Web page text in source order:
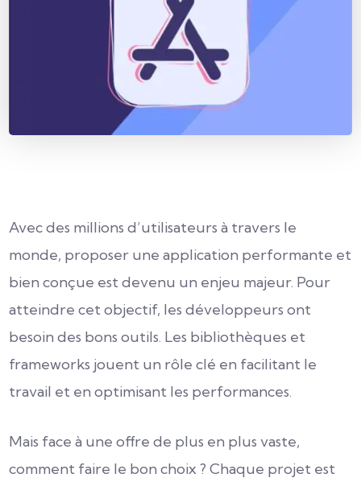
Avec des millions d’utilisateurs à travers le
monde, proposer une application performante et
bien conçue est devenu un enjeu majeur. Pour
atteindre cet objectif, les développeurs ont
besoin des bons outils. Les bibliothèques et
frameworks jouent un rôle clé en facilitant le
travail et en optimisant les performances.
Mais face à une offre de plus en plus vaste,
comment faire le bon choix ? Chaque projet est